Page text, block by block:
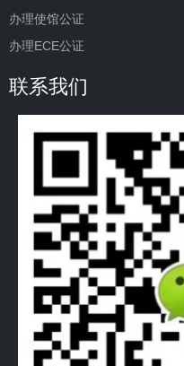
办理使馆公证
办理ECE公证
联系我们